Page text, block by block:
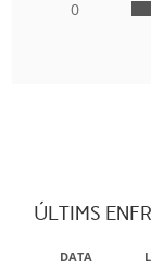
0
ÚLTIMS
DATA